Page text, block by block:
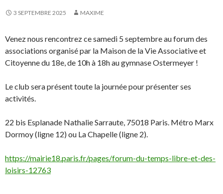
3 SEPTEMBRE 2025 MAXIME
Venez nous rencontrez ce samedi 5 septembre au forum des
associations organisé par la Maison de la Vie Associative et
Citoyenne du 18e, de 10h à 18h au gymnase Ostermeyer !
Le club sera présent toute la journée pour présenter ses
activités.
22 bis Esplanade Nathalie Sarraute, 75018 Paris. Métro Marx
Dormoy (ligne 12) ou La Chapelle (ligne 2).
https://mairie18.paris.fr/pages/forum-du-temps-libre-et-des-
loisirs-12763